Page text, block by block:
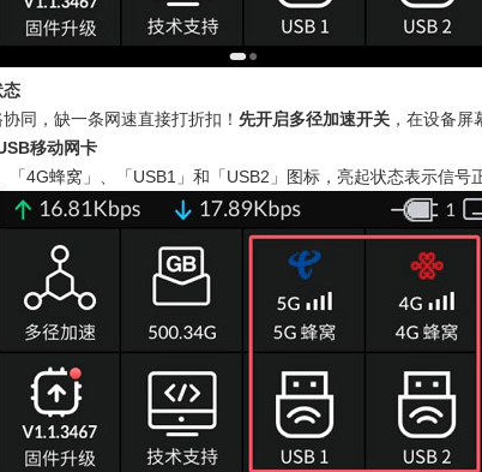
态
同，缺一条网速直接打折扣！ 先开启多径加速开关 ，在设备屏
移动网卡
「4G蜂窝」、「USB1 」和「USB2 」图标，亮起状态表示信号